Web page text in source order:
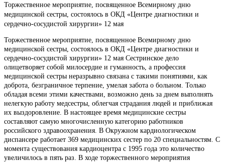
Торжественное мероприятие, посвященное Всемирному дню
медицинской сестры, состоялось в ОКД «Центре диагностики и
сердечно-сосудистой хирургии» 12 мая
Торжественное мероприятие, посвященное Всемирному дню
медицинской сестры, состоялось в ОКД «Центре диагностики и
сердечно-сосудистой хирургии» 12 мая Сестринское дело
олицетворяет собой милосердие и гуманность, а профессия
медицинской сестры неразрывно связана с такими понятиями, как
доброта, безграничное терпение, умелая забота о больном. Только
обладая всеми этими качествами, возможно день за днем выполнять
нелегкую работу медсестры, облегчая страдания людей и приближая
их выздоровление. В настоящее время медицинские сестры
составляют самую многочисленную категорию работников
российского здравоохранения. В Окружном кардиологическом
диспансере работает 369 медицинских сестер по 20 специальностям. С
момента существования кардиоцентра с 1995 года это количество
увеличилось в пять раз. В ходе торжественного мероприятия